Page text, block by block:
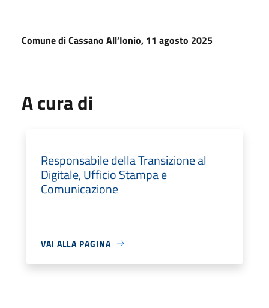
Comune di Cassano All’Ionio, 11 agosto 2025
A cura di
Responsabile della Transizione al
Digitale, Ufficio Stampa e
Comunicazione
VAI ALLA PAGINA